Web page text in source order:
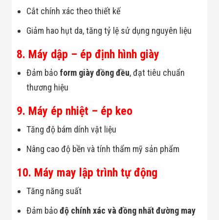
Cắt chính xác theo thiết kế
Giảm hao hụt da, tăng tỷ lệ sử dụng nguyên liệu
8. Máy dập – ép định hình giày
Đảm bảoform giày đồng đều, đạt tiêu chuẩn
thương hiệu
9. Máy ép nhiệt – ép keo
Tăng độ bám dính vật liệu
Nâng cao độ bền và tính thẩm mỹ sản phẩm
10. Máy may lập trình tự động
Tăng năng suất
Đảm bảođộ chính xác và đồng nhất đường may